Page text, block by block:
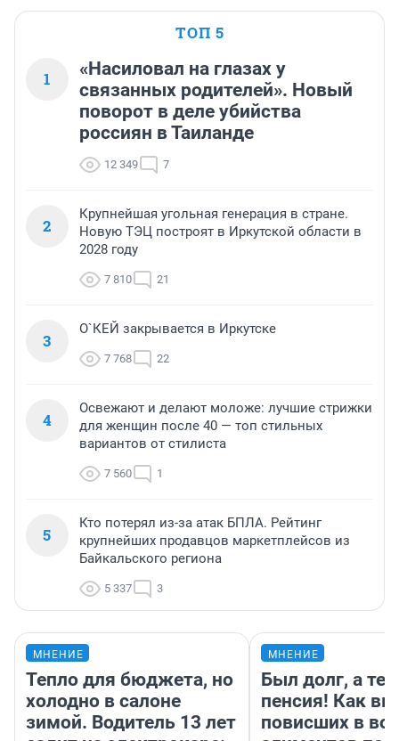
ТОП 5
1
«Насиловал на глазах у
связанных родителей». Новый
поворот в деле убийства
россиян в Таиланде
12 349 7
2
Крупнейшая угольная генерация в стране.
Новую ТЭЦ построят в Иркутской области в
2028 году
7 810 21
3
О`КЕЙ закрывается в Иркутске
7 768 22
4
Освежают и делают моложе: лучшие стрижки
для женщин после 40 — топ стильных
вариантов от стилиста
7 560 1
5
Кто потерял из-за атак БПЛА. Рейтинг
крупнейших продавцов маркетплейсов из
Байкальского региона
5 337 3
МНЕНИЕ
Тепло для бюджета, но
холодно в салоне
зимой. Водитель 13 лет
МНЕНИЕ
Был долг, а
пенсия! Как
повисших в